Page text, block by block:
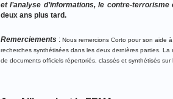
et l’analyse d’informations, le contre-
deux ans plus tard.
Remerciements : Nous remercions Corto pour son aide
recherches synthétisées dans les deux dernières parties.
de documents officiels répertoriés, classés et synthétisés